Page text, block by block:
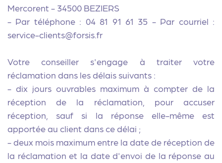
Mercorent - 34500 BEZIERS
- Par téléphone : 04 81 91 61 35 - Par courriel :
service-clients@forsis.fr
Votre conseiller s'engage à traiter votre
réclamation dans les délais suivants :
- dix jours ouvrables maximum à compter de la
réception de la réclamation, pour accuser
réception, sauf si la réponse elle-même est
apportée au client dans ce délai ;
- deux mois maximum entre la date de réception de
la réclamation et la date d'envoi de la réponse au